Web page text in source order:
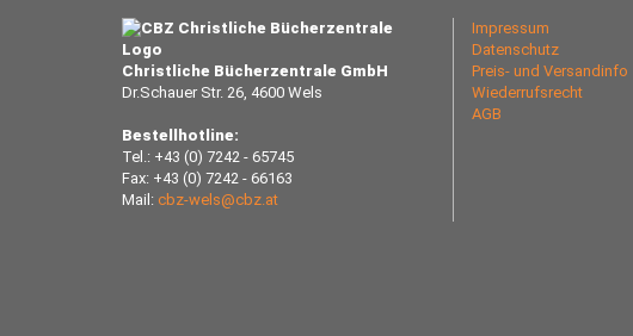
Christliche Bücherzentrale GmbH
Dr.Schauer Str. 26, 4600 Wels
Bestellhotline:
Tel.: +43 (0) 7242 - 65745
Fax: +43 (0) 7242 - 66163
Mail: cbz-wels@cbz.at
Impressum
Datenschutz
Preis- und Versandinfo
Wiederrufsrecht
AGB